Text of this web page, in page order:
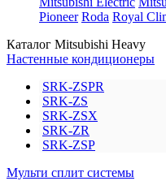
Pioneer Roda Royal
Каталог Mitsubishi Heavy
Настенные кондиционеры
SRK-ZSPR
SRK-ZS
SRK-ZSX
SRK-ZR
SRK-ZSP
Мульти сплит системы